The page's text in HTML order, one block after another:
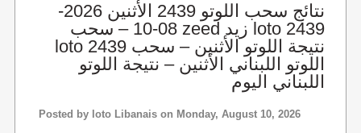
نتائج سحب اللوتو 2439 الأثنين 2026-
08-10 – سحب zeed زيد loto 2439
loto 2439 نتيجة اللوتو الأثنين – سحب
اللوتو اللبناني الأثنين – نتيجة اللوتو
اللبناني اليوم
Posted by loto Libanaison Monday, August 10, 2026